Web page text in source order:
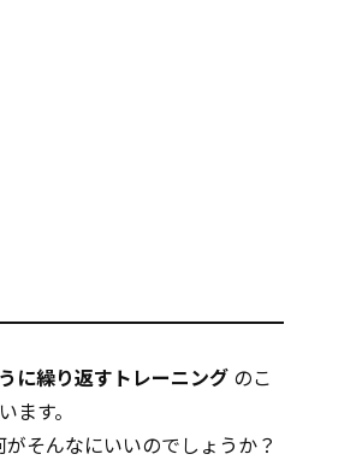
に繰り返すトレーニング のこ
す。
そんなにいいのでしょうか？